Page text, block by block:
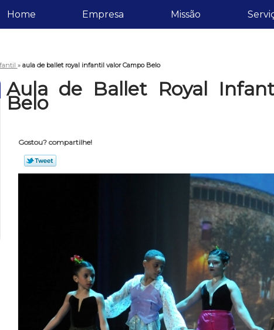
Home Empresa Missão
» aula de ballet royal infantil valor Campo Belo
Aula de Ballet Royal
Belo
Gostou? compartilhe!